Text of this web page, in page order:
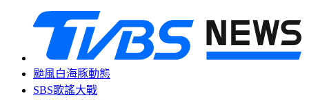
颱風白海豚動態
SBS歌謠大戰